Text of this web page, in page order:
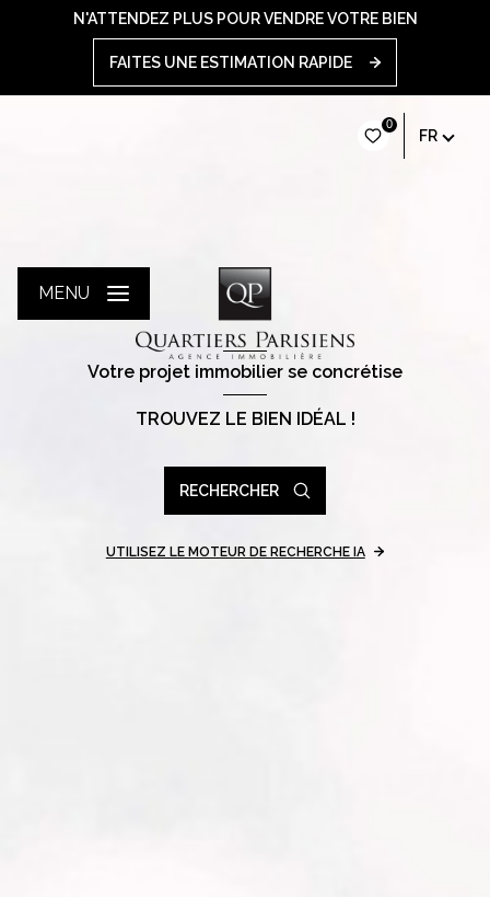
N'ATTENDEZ PLUS POUR VENDRE VOTRE BIEN
FAITES UNE ESTIMATION RAPIDE
0
FR
MENU
votre projet immobilier se concrétise
TROUVEZ LE BIEN IDÉAL !
RECHERCHER
UTILISEZ LE MOTEUR DE RECHERCHE IA